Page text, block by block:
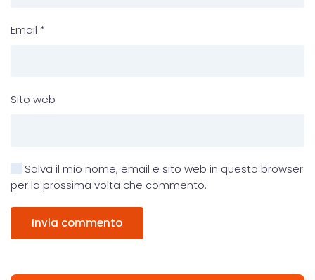
Email *
Sito web
Salva il mio nome, email e sito web in questo browser
per la prossima volta che commento.
Invia commento